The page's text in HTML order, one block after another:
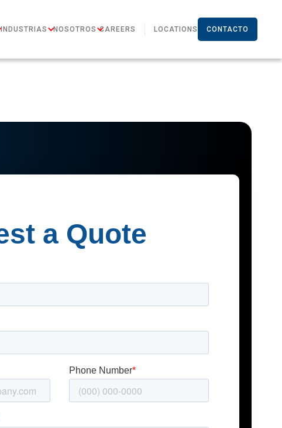
INDUSTRIAS NOSOTROS CAREERS LOCATIONS CONTACTO